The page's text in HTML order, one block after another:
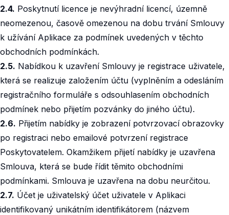
2.4. Poskytnutí licence je nevýhradní licencí, územně
neomezenou, časově omezenou na dobu trvání Smlouvy
k užívání Aplikace za podmínek uvedených v těchto
obchodních podmínkách.‍
2.5. Nabídkou k uzavření Smlouvy je registrace uživatele,
která se realizuje založením účtu (vyplněním a odesláním
registračního formuláře s odsouhlasením obchodních
podmínek nebo přijetím pozvánky do jiného účtu).‍
2.6. Přijetím nabídky je zobrazení potvrzovací obrazovky
po registraci nebo emailové potvrzení registrace
Poskytovatelem. Okamžikem přijetí nabídky je uzavřena
Smlouva, která se bude řídit těmito obchodními
podmínkami. Smlouva je uzavřena na dobu neurčitou.‍
2.7. Účet je uživatelský účet uživatele v Aplikaci
identifikovaný unikátním identifikátorem (názvem